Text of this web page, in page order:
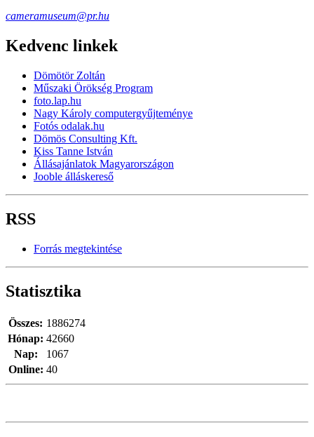
cameramuseum@pr.hu
Kedvenc linkek
Dömötör Zoltán
Műszaki Örökség Program
foto.lap.hu
Nagy Károly computergyűjteménye
Fotós odalak.hu
Dömös Consulting Kft.
Kiss Tanne István
Állásajánlatok Magyarországon
Jooble álláskereső
RSS
Forrás megtekintése
Statisztika
Online: 40
Összes: 1886274
Hónap: 42660
Nap:
1067